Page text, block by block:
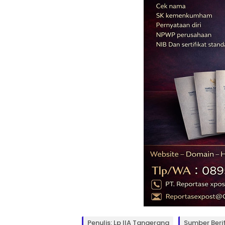
Penulis: Lp IIA Tangerang Sumber